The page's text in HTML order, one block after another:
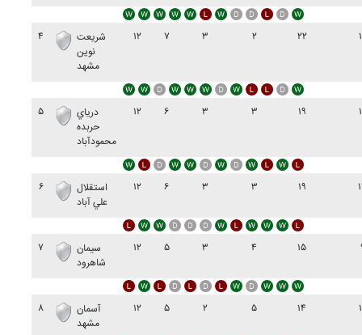
۴
شريعت
نوين
مشهد
۱۲ ۷ ۳ ۲ ۲۲
۵
درياي
حربده
محمودآباد
۱۲ ۶ ۳ ۳ ۱۹
۶
استقلال
علي آباد
۱۲ ۶ ۳ ۳ ۱۹
۷
سيمان
شاهرود
۱۲ ۵ ۳ ۴ ۱۵
۸
آسمان
مشهد
۱۲ ۵ ۲ ۵ ۱۴